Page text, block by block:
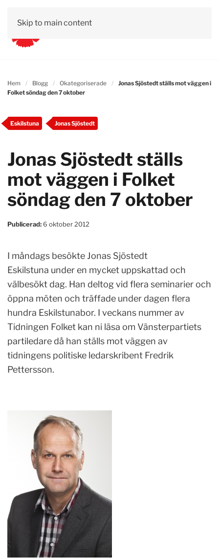
Skip to main content
Hem Blogg Okategoriserade
Jonas Sjöstedt ställs mot väggen i
Folket söndag den 7 oktober
Eskilstuna Jonas Sjöstedt
Jonas Sjöstedt ställs
mot väggen i Folket
söndag den 7 oktober
Publicerad:6 oktober 2012
I måndags besökte Jonas Sjöstedt
Eskilstuna under en mycket uppskattad och
välbesökt dag. Han deltog vid flera seminarier och
öppna möten och träffade under dagen flera
hundra Eskilstunabor. I veckans nummer av
Tidningen Folket kan ni läsa om Vänsterpartiets
partiledare då han ställs mot väggen av
tidningens politiske ledarskribent Fredrik
Pettersson.